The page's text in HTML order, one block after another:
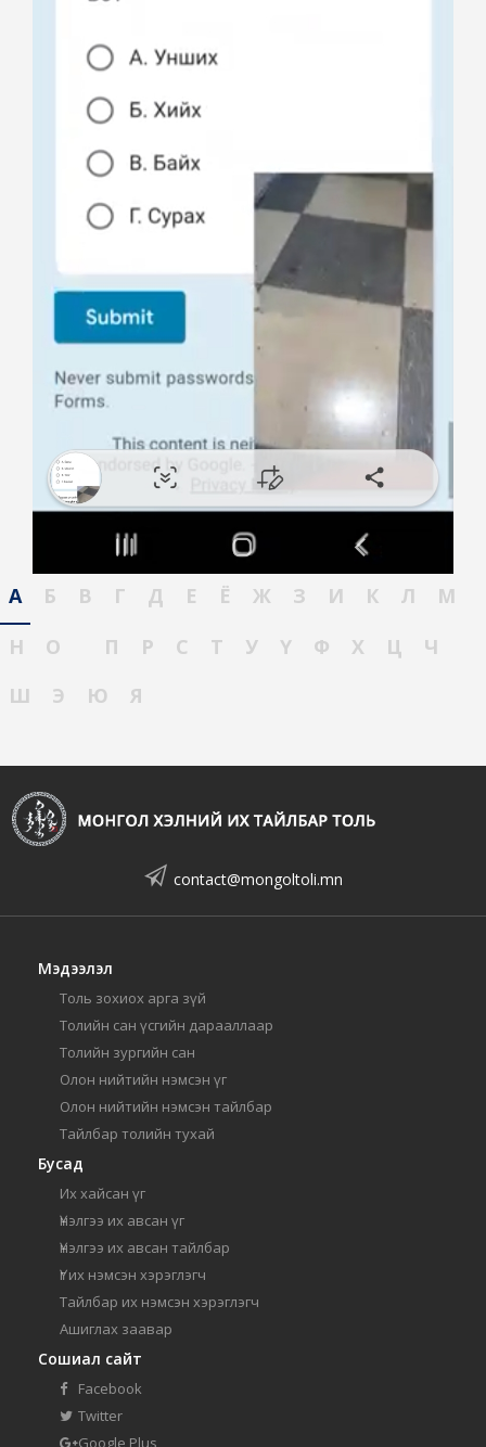
А Б В Г Д Е Ё Ж З И К Л
М
Н
О П Р С Т У Ү Ф Х Ц
Ч
Ш
Э Ю Я
contact@mongoltoli.mn
Мэдээлэл
Толь зохиох арга зүй
Толийн сан үсгийн дарааллаар
Толийн зургийн сан
Олон нийтийн нэмсэн үг
Олон нийтийн нэмсэн тайлбар
Тайлбар толийн тухай
Бусад
Их хайсан үг
Үнэлгээ их авсан үг
Үнэлгээ их авсан тайлбар
Үг их нэмсэн хэрэглэгч
Тайлбар их нэмсэн хэрэглэгч
Ашиглах заавар
Сошиал сайт
Facebook
Twitter
Google Plus